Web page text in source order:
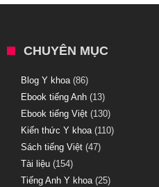
CHUYÊN MỤC
Blog Y khoa(86)
Ebook tiếng Anh (13)
Ebook tiếng Việt (130)
Kiến thức Y khoa(110)
Sách tiếng Việt (47)
Tài liệu (154)
Tiếng Anh Y khoa(25)